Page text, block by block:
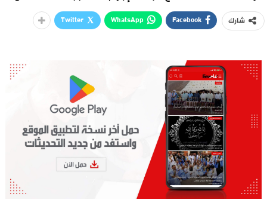
شارك Facebook
WhatsApp
Twitter